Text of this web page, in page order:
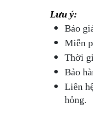
Lưu ý:
Báo
Miễn
Thời
Bảo
Liên
hỏng.